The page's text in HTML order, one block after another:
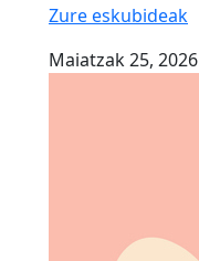
Zure eskubideak
Maiatzak 25, 2026